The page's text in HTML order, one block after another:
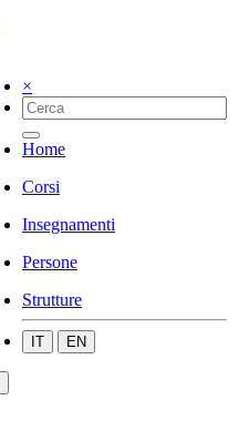
×
Home
Corsi
Insegnamenti
Persone
Strutture
IT EN